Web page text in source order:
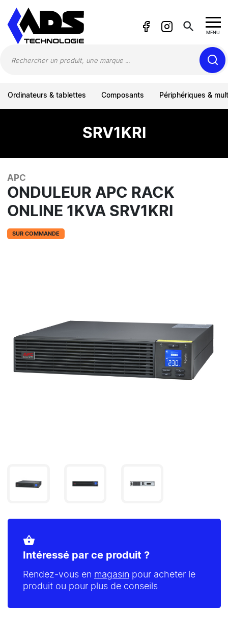
search MENU
Ordinateurs & tablettes Composants Périphériques &
SRV1KRI
APC
ONDULEUR APC RACK
ONLINE 1KVA SRV1KRI
SUR COMMANDE
shopping_basket
Intéressé par ce produit ?
Rendez-vous en magasin pour acheter le
produit ou pour plus de conseils